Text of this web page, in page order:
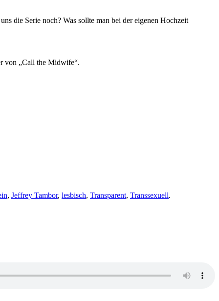
die Serie noch? Was sollte man bei der eigenen Hochzeit
von „Call the Midwife“.
, Jeffrey Tambor, lesbisch, Transparent, Transsexuell.